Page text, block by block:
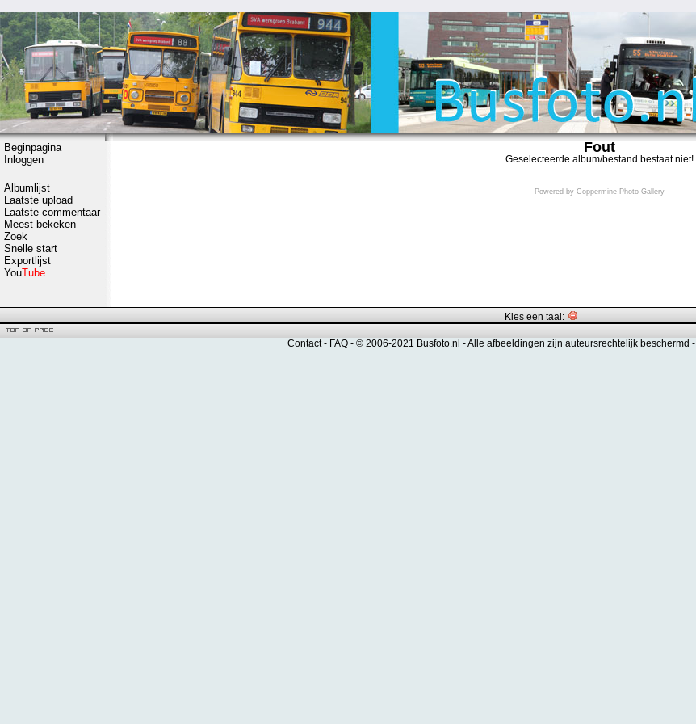
Beginpagina
Inloggen
Albumlijst
Laatste upload
Laatste commentaar
Meest bekeken
Zoek
Snelle start
Exportlijst
YouTube
Fout
Geselecteerde album/bestand bestaat niet!
Powered by Coppermine Photo Gallery
Kies een taal:
Contact- FAQ - © 2006-2021 Busfoto.nl -Alle afbeeldingen zijn auteursrechtelijk beschermd -